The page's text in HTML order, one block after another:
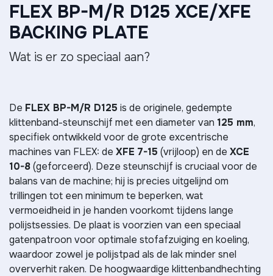
FLEX BP-M/R D125 XCE/XFE
BACKING PLATE
Wat is er zo speciaal aan?
De FLEX BP-M/R D125 is de originele, gedempte
klittenband-steunschijf met een diameter van 125 mm,
specifiek ontwikkeld voor de grote excentrische
machines van FLEX: de XFE 7-15 (vrijloop) en de XCE
10-8(geforceerd). Deze steunschijf is cruciaal voor de
balans van de machine; hij is precies uitgelijnd om
trillingen tot een minimum te beperken, wat
vermoeidheid in je handen voorkomt tijdens lange
polijstsessies. De plaat is voorzien van een speciaal
gatenpatroon voor optimale stofafzuiging en koeling,
waardoor zowel je polijstpad als de lak minder snel
oververhit raken. De hoogwaardige klittenbandhechting